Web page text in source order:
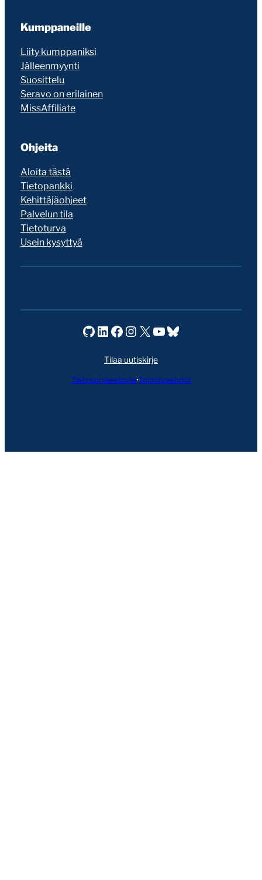
Kumppaneille
Liity kumppaniksi
Jälleenmyynti
Suosittelu
Seravo on erilainen
MissAffiliate
Ohjeita
Aloita tästä
Tietopankki
Kehittäjäohjeet
Palvelun tila
Tietoturva
Usein kysyttyä
Seravo GitHubissa
Seravo LinkedInissä
Seravo Facebookissa
Seravo Instagramissa
Seravo X:ssä
Seravo YouTubessa
Seravo Blueskyssa
Tilaa uutiskirje
Tietosuojaseloste•Toimitusehdot